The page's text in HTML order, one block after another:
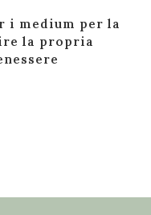
i medium per la
la propria